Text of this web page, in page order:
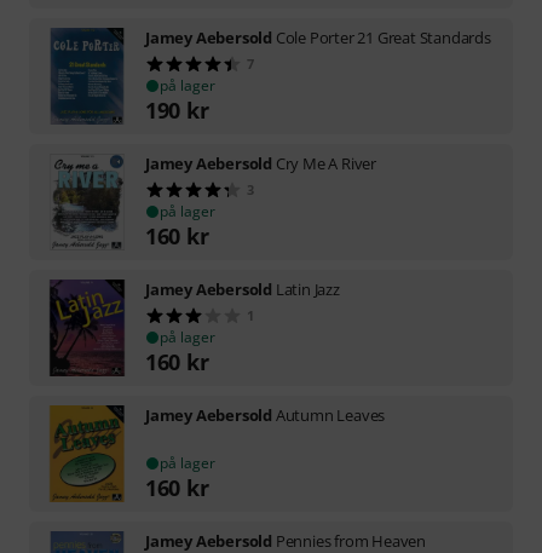
Jamey Aebersold Cole Porter 21 Great Standards
7
på lager
190 kr
Jamey Aebersold Cry Me A River
3
på lager
160 kr
Jamey Aebersold Latin Jazz
1
på lager
160 kr
Jamey Aebersold Autumn Leaves
på lager
160 kr
Jamey Aebersold Pennies from Heaven